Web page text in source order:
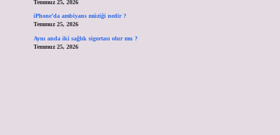
Temmuz 25, 2026
iPhone’da ambiyans müziği nedir ?
Temmuz 25, 2026
Aynı anda iki sağlık sigortası olur mu ?
Temmuz 25, 2026